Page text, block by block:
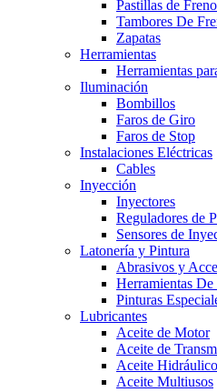
Pastillas de
Tambores De
Zapatas
Herramientas
Herramientas
Iluminación
Bombillos
Faros de Giro
Faros de Stop
Instalaciones Eléctricas
Cables
Inyección
Inyectores
Reguladores de
Sensores de
Latonería y Pintura
Abrasivos y
Herramientas De
Pinturas
Lubricantes
Aceite de Motor
Aceite de
Aceite Hidráulico
Aceite Multiusos